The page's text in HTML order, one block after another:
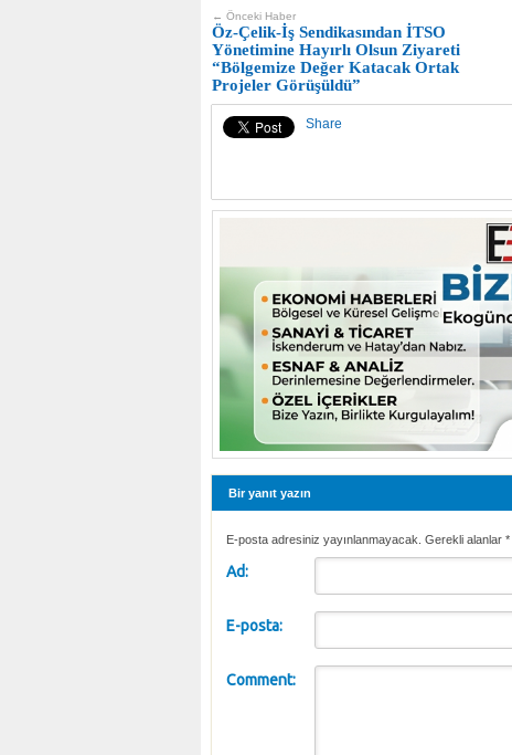
← Önceki Haber
Öz-Çelik-İş Sendikasından İTSO
Yönetimine Hayırlı Olsun Ziyareti
“Bölgemize Değer Katacak Ortak
Projeler Görüşüldü”
Share
Bir yanıt yazın
E-posta adresiniz yayınlanmayacak. Gerekli alanlar *
Ad:
E-posta:
Comment: